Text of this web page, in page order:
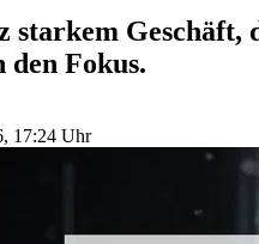
Geschäft,
Fokus.
17:24 Uhr